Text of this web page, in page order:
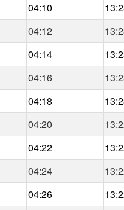
04:10
04:12
04:14
04:16
04:18
04:20
04:22
04:24
04:26